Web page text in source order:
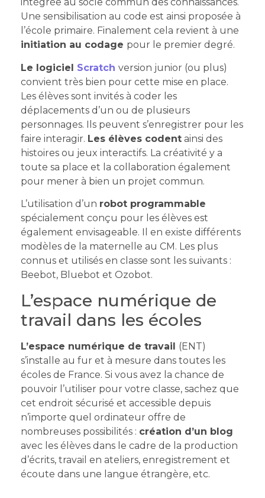
intégrée au socle commun des connaissances.
Une sensibilisation au code est ainsi proposée à
l’école primaire. Finalement cela revient à une
initiation au codage pour le premier degré.
Le logiciel Scratch version junior (ou plus)
convient très bien pour cette mise en place.
Les élèves sont invités à coder les
déplacements d’un ou de plusieurs
personnages. Ils peuvent s’enregistrer pour les
faire interagir. Les élèves codent ainsi des
histoires ou jeux interactifs. La créativité y a
toute sa place et la collaboration également
pour mener à bien un projet commun.
L’utilisation d’un robot programmable
spécialement conçu pour les élèves est
également envisageable. Il en existe différents
modèles de la maternelle au CM. Les plus
connus et utilisés en classe sont les suivants :
Beebot, Bluebot et Ozobot.
L’espace numérique de
travail dans les écoles
L’espace numérique de travail (ENT)
s’installe au fur et à mesure dans toutes les
écoles de France. Si vous avez la chance de
pouvoir l’utiliser pour votre classe, sachez que
cet endroit sécurisé et accessible depuis
n’importe quel ordinateur offre de
nombreuses possibilités : création d’un blog
avec les élèves dans le cadre de la production
d’écrits, travail en ateliers, enregistrement et
écoute dans une langue étrangère, etc.